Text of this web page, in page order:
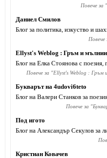
Повече за "
Даниел Смилов
Блог за политика, изкуство и
Повече
Ellyst's Weblog : Гръм и
Блог на Елка Стоянова с поезия,
Повече за "Ellyst's Weblog : Гръм
Букварът на 4udovi6teto
Блог на Валери Станков за
Повече за "
Под игото
Блог на Александър Секулов за
Кристиан Ковачев